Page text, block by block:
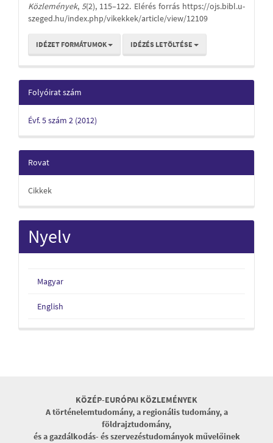
Közlemények, 5(2), 115–122. Elérés forrás https://ojs.bibl.u-
szeged.hu/index.php/vikekkek/article/view/12109
IDÉZET FORMÁTUMOK IDÉZÉS LETÖLTÉSE
Folyóirat szám
Évf. 5 szám 2 (2012)
Rovat
Cikkek
Nyelv
Magyar
English
KÖZÉP-EURÓPAI KÖZLEMÉNYEK
A történelemtudomány, a regionális tudomány, a
földrajztudomány,
és a gazdálkodás- és szervezéstudományok művelőinek